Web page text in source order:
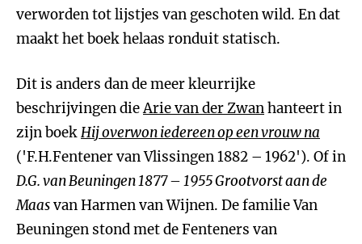
verworden tot lijstjes van geschoten wild. En dat
maakt het boek helaas ronduit statisch.
Dit is anders dan de meer kleurrijke
beschrijvingen dieArie van der Zwanhanteert in
zijn boekHij overwon iedereen op een vrouw na
('F.H.Fentener van Vlissingen 1882 – 1962'). Of in
D.G. van Beuningen 1877 – 1955 Grootvorst aan de
Maasvan Harmen van Wijnen. De familie Van
Beuningen stond met de Fenteners van